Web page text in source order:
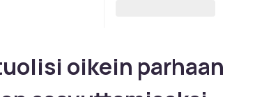
oikein parhaan